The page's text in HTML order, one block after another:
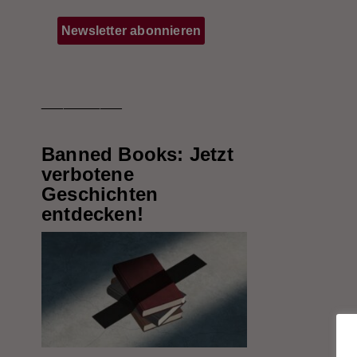
Banned Books: Jetzt
verbotene
Geschichten
entdecken!